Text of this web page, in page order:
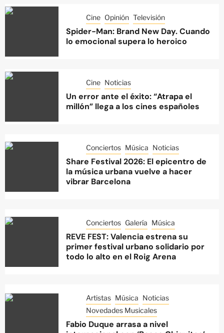
Cine Opinión Televisión
Spider-Man: Brand New Day. Cuando
lo emocional supera lo heroico
Cine Noticias
Un error ante el éxito: “Atrapa el
millón” llega a los cines españoles
Conciertos Música Noticias
Share Festival 2026: El epicentro de
la música urbana vuelve a hacer
vibrar Barcelona
Conciertos Galería Música
REVE FEST: Valencia estrena su
primer festival urbano solidario por
todo lo alto en el Roig Arena
Artistas Música Noticias
Novedades Musicales
Fabio Duque arrasa a nivel